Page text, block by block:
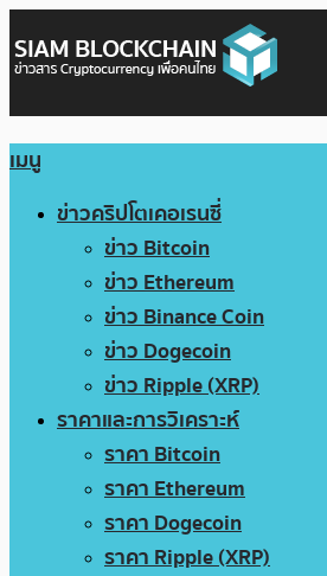
เมนู
ข่าวคริปโตเคอเรนซี่
ข่าว Bitcoin
ข่าว Ethereum
ข่าว Binance Coin
ข่าว Dogecoin
ข่าว Ripple (XRP)
ราคาและการวิเคราะห์
ราคา Bitcoin
ราคา Ethereum
ราคา Dogecoin
ราคา Ripple (XRP)